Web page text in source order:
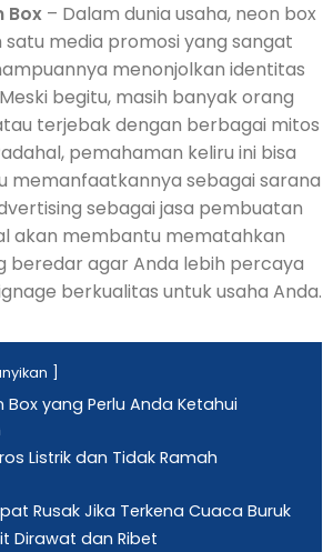
Box – Dalam dunia usaha, neon box
satu media promosi yang sangat
menonjolkan identitas
begitu, masih banyak orang
terjebak dengan berbagai mitos
pemahaman keliru ini bisa
memanfaatkannya sebagai sarana
sebagai jasa pembuatan
akan membantu mematahkan
beredar agar Anda lebih percaya
berkualitas untuk usaha Anda.
yang Perlu Anda Ketahui
Listrik dan Tidak Ramah
Rusak Jika Terkena Cuaca Buruk
Dirawat dan Ribet